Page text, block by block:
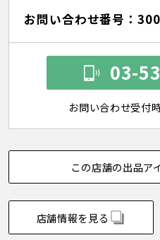
お問い合わせ番号：
03-
お問い合わせ受付
この店舗の出品ア
店舗情報を見る